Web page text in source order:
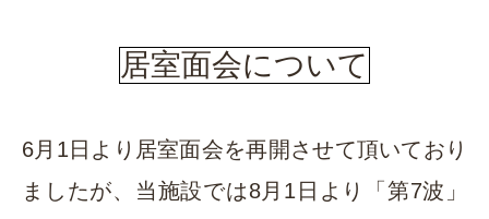
居室面会について
6月1日より居室面会を再開させて頂いており
ましたが、当施設では8月1日より「第7波」